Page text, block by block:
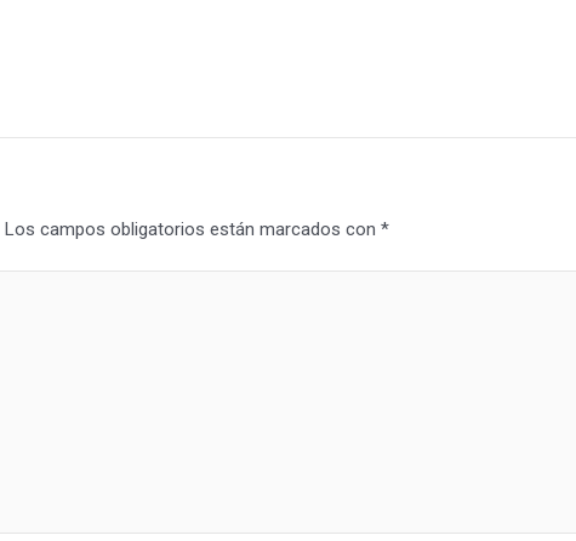
Los campos obligatorios están marcados con *